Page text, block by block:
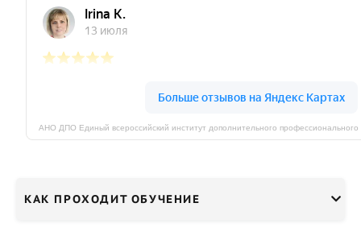
КАК ПРОХОДИТ ОБУЧЕНИЕ